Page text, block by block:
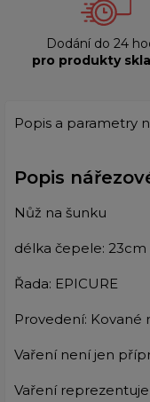
Dodání do 24
pro produkty
Popis a parametry
Popis
Nůž na šunku
délka čepele: 23cm
Řada: EPICURE
Provedení: Kované
Vaření není jen
Vaření